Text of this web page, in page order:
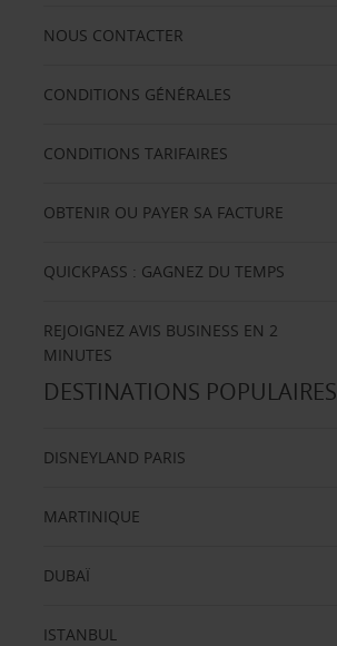
NOUS CONTACTER
CONDITIONS GÉNÉRALES
CONDITIONS TARIFAIRES
OBTENIR OU PAYER SA FACTURE
QUICKPASS : GAGNEZ DU TEMPS
REJOIGNEZ AVIS BUSINESS EN 2
MINUTES
DESTINATIONS POPULAIRES
DISNEYLAND PARIS
MARTINIQUE
DUBAÏ
ISTANBUL